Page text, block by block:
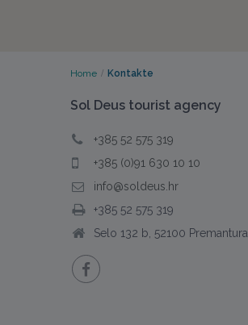
Home Kontakte
Sol Deus tourist agency
+385 52 575 319
+385 (0)91 630 10 10
info@soldeus.hr
+385 52 575 319
Selo 132 b, 52100 Premantura